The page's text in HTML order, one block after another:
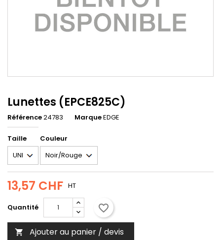
Lunettes (EPCE825C)
Référence24783 MarqueEDGE
Taille Couleur
13,57 CHF HT
Quantité favorite_border
 Ajouter au panier / devis